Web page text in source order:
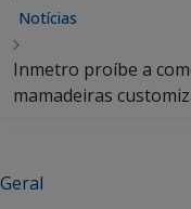
Notícias
Inmetro proíbe a
mamadeiras
Geral